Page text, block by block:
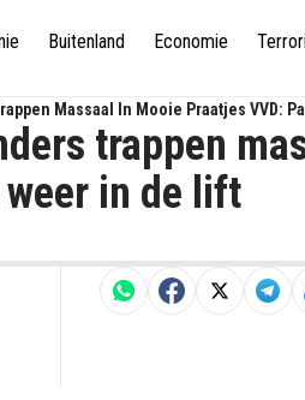
Buitenland Economie
Massaal In Mooie Praatjes VVD:
trappen
in de lift